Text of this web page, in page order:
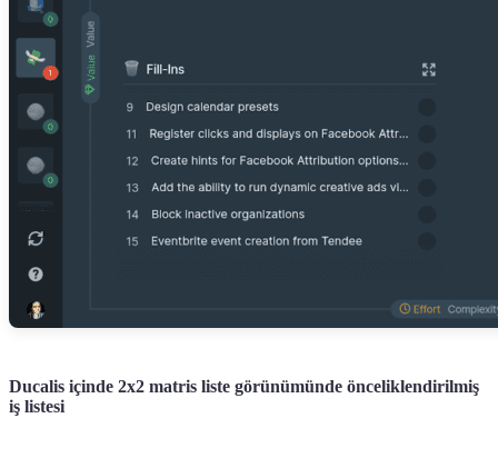
Ducalis içinde 2x2 matris liste görünümünde önceliklendirilmiş
iş listesi